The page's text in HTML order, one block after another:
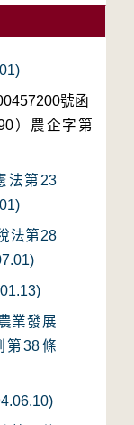
號函
）農企字第
法第23
法第28
業發展
第38條